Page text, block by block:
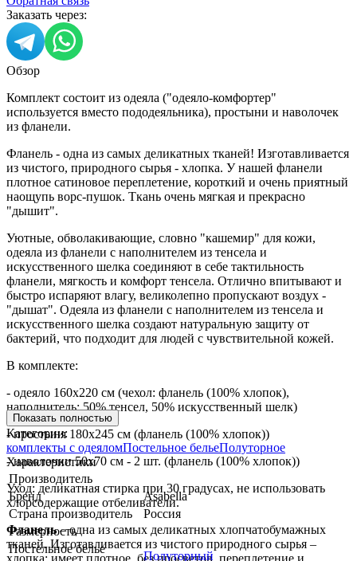
Заказать через:
Обзор
Комплект состоит из одеяла ("одеяло-комфортер"
используется вместо пододеяльника), простыни и наволочек
из фланели.
Фланель - одна из самых деликатных тканей! Изготавливается
из чистого, природного сырья - хлопка. У нашей фланели
плотное сатиновое переплетение, короткий и очень приятный
наощупь ворс-пушок. Ткань очень мягкая и прекрасно
"дышит".
Уютные, обволакивающие, словно "кашемир" для кожи,
одеяла из фланели с наполнителем из тенсела и
искусственного шелка соединяют в себе тактильность
фланели, мягкость и комфорт тенсела. Отлично впитывают и
быстро испаряют влагу, великолепно пропускают воздух -
"дышат". Одеяла из фланели с наполнителем из тенсела и
искусственного шелка создают натуральную защиту от
бактерий, что подходит для людей с чувствительной кожей.
В комплекте:
- одеяло 160х220 см (чехол: фланель (100% хлопок),
наполнитель: 50% тенсел, 50% искусственный шелк)
- простыня 180х245 см (фланель (100% хлопок))
- наволочки 50х70 см - 2 шт. (фланель (100% хлопок))
Уход: деликатная стирка при 30 градусах, не использовать
хлорсодержащие отбеливатели.
Фланель– одна из самых деликатных хлопчатобумажных
тканей. Изготавливается из чистого природного сырья –
Показать полностью
Категории:
комплекты с одеяломПостельное бельеПолуторное
Характеристики
Производитель
Бренд
Asabella
Страна производитель
Россия
Размерность
Постельное белье
Полуторный